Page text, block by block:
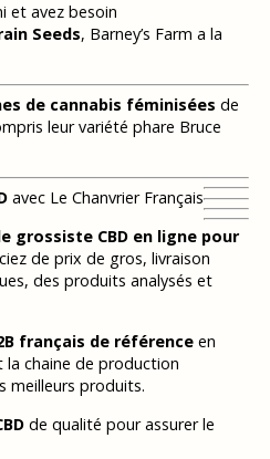
et avez besoin
Seeds, Barney’s Farm a la
de cannabis féminisées de
leur variété phare Bruce
avec Le Chanvrier Français
grossiste CBD en ligne pour
de prix de gros, livraison
des produits analysés et
français de référenceen
la chaine de production
meilleurs produits.
de qualité pour assurer le